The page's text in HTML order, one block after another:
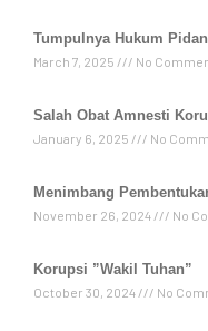
Tumpulnya Hukum
March 7, 2025 No
Salah Obat Amnesti
January 6, 2025 No
Menimbang
November 26, 2024 No
Korupsi ”Wakil Tuhan”
October 30, 2024 No